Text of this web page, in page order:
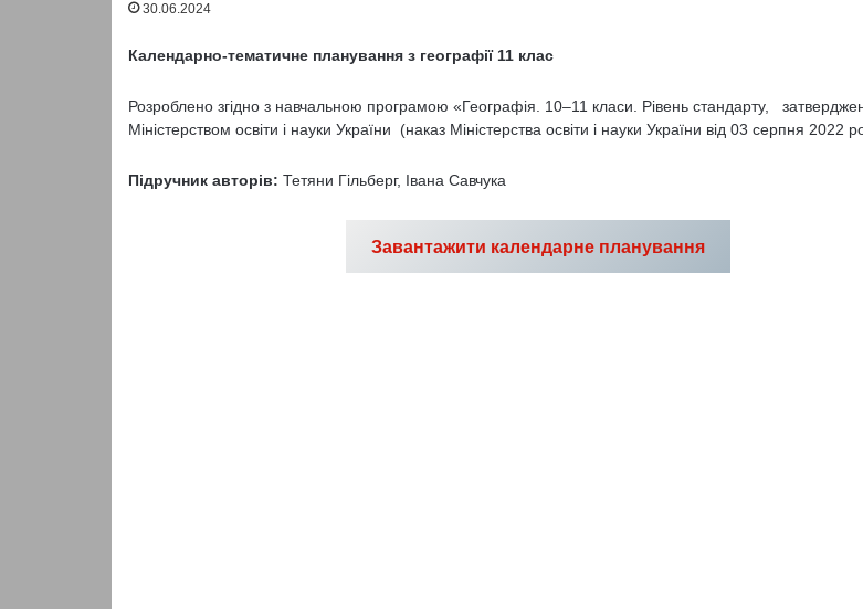
30.06.2024
Календарно-тематичне планування з географії 11 клас
Розроблено згідно з навчальною програмою «Географія. 10–11 класи. Рівень стандарту,
Міністерством освіти і науки України (наказ Міністерства освіти і науки України від 03 серпня 2022
Підручник авторів: Тетяни Гільберг, Івана Савчука
Завантажити календарне планування